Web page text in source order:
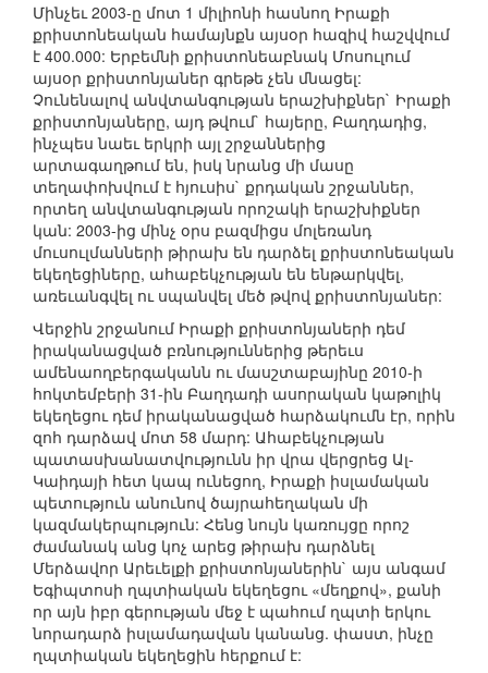
Մինչեւ 2003-ը մոտ 1 միլիոնի հասնող Իրաքի
քրիստոնեական համայնքն այսօր հազիվ հաշվվում
է 400.000: Երբեմնի քրիստոնեաբնակ Մոսուլում
այսօր քրիստոնյաներ գրեթե չեն մնացել:
Չունենալով անվտանգության երաշխիքներ` Իրաքի
քրիստոնյաները, այդ թվում` հայերը, Բաղդադից,
ինչպես նաեւ երկրի այլ շրջաններից
արտագաղթում են, իսկ նրանց մի մասը
տեղափոխվում է հյուսիս` քրդական շրջաններ,
որտեղ անվտանգության որոշակի երաշխիքներ
կան: 2003-ից մինչ օրս բազմիցս մոլեռանդ
մուսուլմանների թիրախ են դարձել քրիստոնեական
եկեղեցիները, ահաբեկչության են ենթարկվել,
առեւանգվել ու սպանվել մեծ թվով քրիստոնյաներ:
Վերջին շրջանում Իրաքի քրիստոնյաների դեմ
իրականացված բռնություններից թերեւս
ամենաողբերգականն ու մասշտաբայինը 2010-ի
հոկտեմբերի 31-ին Բաղդադի ասորական կաթոլիկ
եկեղեցու դեմ իրականացված հարձակումն էր, որին
զոհ դարձավ մոտ 58 մարդ: Ահաբեկչության
պատասխանատվությունն իր վրա վերցրեց Ալ-
Կաիդայի հետ կապ ունեցող, Իրաքի իսլամական
պետություն անունով ծայրահեղական մի
կազմակերպություն: Հենց նույն կառույցը որոշ
ժամանակ անց կոչ արեց թիրախ դարձնել
Մերձավոր Արեւելքի քրիստոնյաներին` այս անգամ
Եգիպտոսի ղպտիական եկեղեցու «մեղքով», քանի
որ այն իբր գերության մեջ է պահում ղպտի երկու
նորադարձ իսլամադավան կանանց. փաստ, ինչը
ղպտիական եկեղեցին հերքում է: